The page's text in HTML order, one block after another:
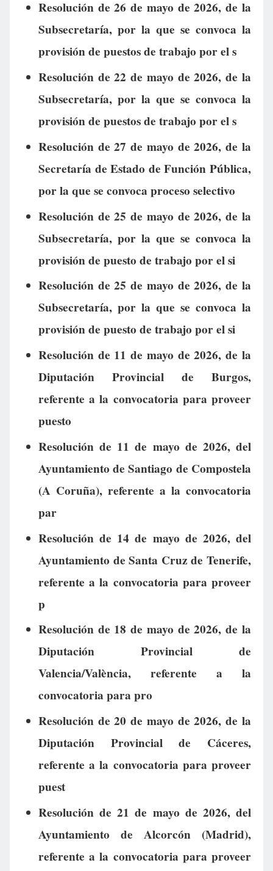
Resolución de 26 de mayo de 2026, de la
Subsecretaría, por la que se convoca la
provisión de puestos de trabajo por el s
Resolución de 22 de mayo de 2026, de la
Subsecretaría, por la que se convoca la
provisión de puestos de trabajo por el s
Resolución de 27 de mayo de 2026, de la
Secretaría de Estado de Función Pública,
por la que se convoca proceso selectivo
Resolución de 25 de mayo de 2026, de la
Subsecretaría, por la que se convoca la
provisión de puesto de trabajo por el si
Resolución de 25 de mayo de 2026, de la
Subsecretaría, por la que se convoca la
provisión de puesto de trabajo por el si
Resolución de 11 de mayo de 2026, de la
Diputación Provincial de Burgos,
referente a la convocatoria para proveer
puesto
Resolución de 11 de mayo de 2026, del
Ayuntamiento de Santiago de Compostela
(A Coruña), referente a la convocatoria
par
Resolución de 14 de mayo de 2026, del
Ayuntamiento de Santa Cruz de Tenerife,
referente a la convocatoria para proveer
p
Resolución de 18 de mayo de 2026, de la
Diputación Provincial de
Valencia/València, referente a la
convocatoria para pro
Resolución de 20 de mayo de 2026, de la
Diputación Provincial de Cáceres,
referente a la convocatoria para proveer
puest
Resolución de 21 de mayo de 2026, del
Ayuntamiento de Alcorcón (Madrid),
referente a la convocatoria para proveer